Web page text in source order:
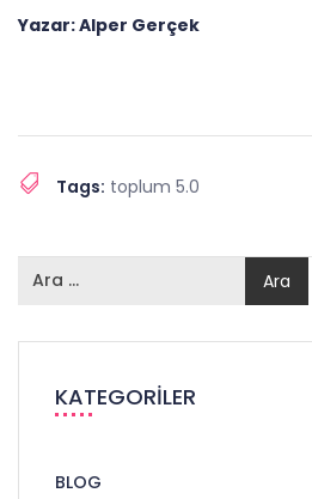
Yazar: Alper Gerçek
Tags: toplum 5.0
KATEGORILER
BLOG